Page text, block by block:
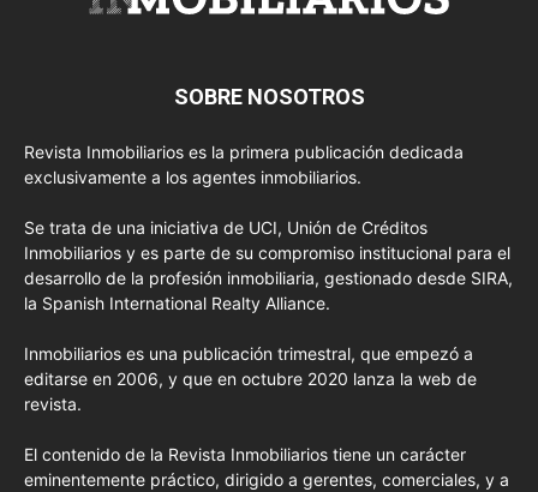
SOBRE NOSOTROS
Revista Inmobiliarios es la primera publicación dedicada
exclusivamente a los agentes inmobiliarios.
Se trata de una iniciativa de UCI, Unión de Créditos
Inmobiliarios y es parte de su compromiso institucional para el
desarrollo de la profesión inmobiliaria, gestionado desde SIRA,
la Spanish International Realty Alliance.
Inmobiliarios es una publicación trimestral, que empezó a
editarse en 2006, y que en octubre 2020 lanza la web de
revista.
El contenido de la Revista Inmobiliarios tiene un carácter
eminentemente práctico, dirigido a gerentes, comerciales, y a